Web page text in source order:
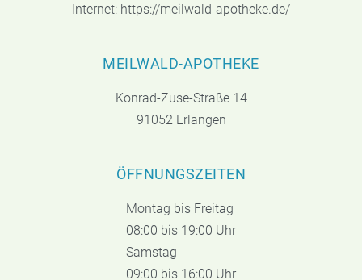
Internet: https://meilwald-apotheke.de/
MEILWALD-APOTHEKE
Konrad-Zuse-Straße 14
91052 Erlangen
ÖFFNUNGSZEITEN
Montag bis Freitag
08:00 bis 19:00 Uhr
Samstag
09:00 bis 16:00 Uhr